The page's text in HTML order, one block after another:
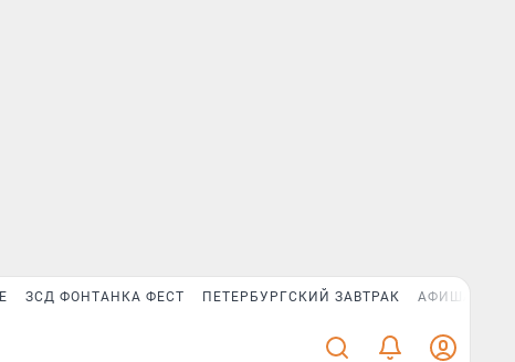
ЗСД ФОНТАНКА ФЕСТ ПЕТЕРБУРГСКИЙ ЗАВТРАК АФИША PLUS